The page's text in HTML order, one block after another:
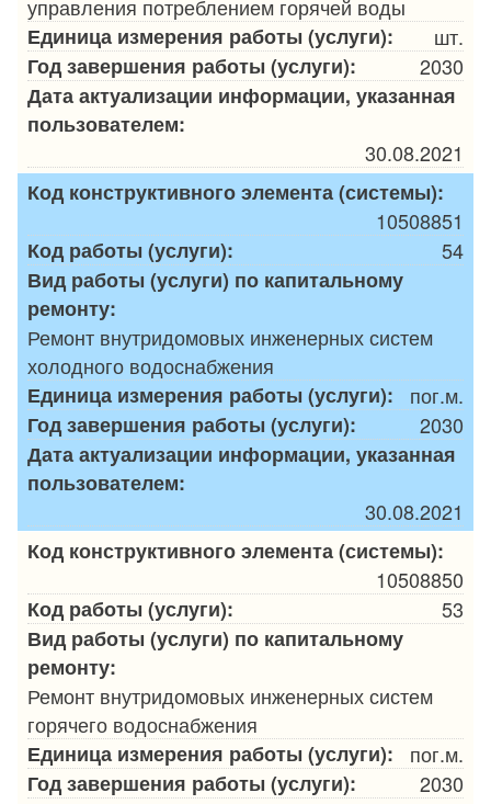
управления потреблением горячей воды
Единица измерения работы (услуги):
шт.
Год завершения работы (услуги):
2030
Дата актуализации информации, указанная
пользователем:
30.08.2021
Код конструктивного элемента (системы):
10508851
Код работы (услуги):
54
Вид работы (услуги) по капитальному
ремонту:
Ремонт внутридомовых инженерных систем
холодного водоснабжения
Единица измерения работы (услуги):
пог.м.
Год завершения работы (услуги):
2030
Дата актуализации информации, указанная
пользователем:
30.08.2021
Код конструктивного элемента (системы):
10508850
Код работы (услуги):
53
Вид работы (услуги) по капитальному
ремонту:
Ремонт внутридомовых инженерных систем
горячего водоснабжения
Единица измерения работы (услуги):
пог.м.
Год завершения работы (услуги):
2030